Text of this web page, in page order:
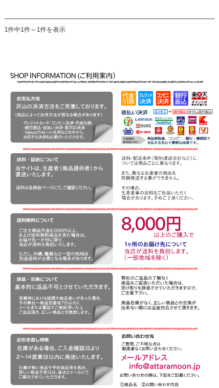
1件中1件～1件を表示